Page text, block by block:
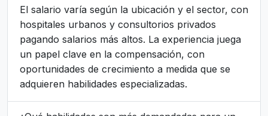
El salario varía según la ubicación y el sector, con
hospitales urbanos y consultorios privados
pagando salarios más altos. La experiencia juega
un papel clave en la compensación, con
oportunidades de crecimiento a medida que se
adquieren habilidades especializadas.